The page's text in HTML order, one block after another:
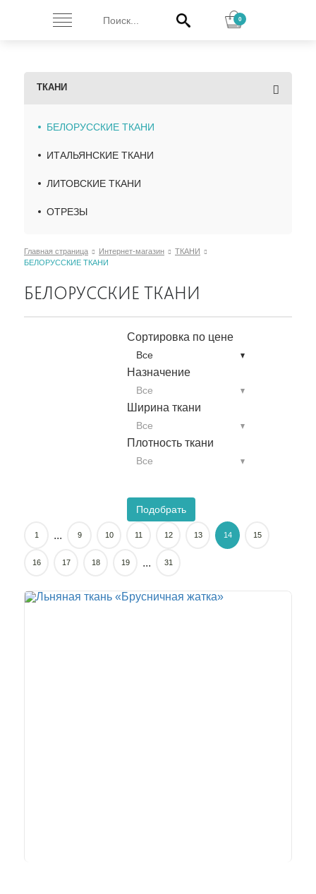
0
ТКАНИ
БЕЛОРУССКИЕ ТКАНИ
ИТАЛЬЯНСКИЕ ТКАНИ
ЛИТОВСКИЕ ТКАНИ
ОТРЕЗЫ
Главная страница Интернет-магазин
ТКАНИ
БЕЛОРУССКИЕ ТКАНИ
БЕЛОРУССКИЕ ТКАНИ
Сортировка по цене
Все
Назначение
Все
Ширина ткани
Все
Плотность ткани
Все
Подобрать
1 ... 9 10 11 12 13 14 15
16 17 18 19 ... 31